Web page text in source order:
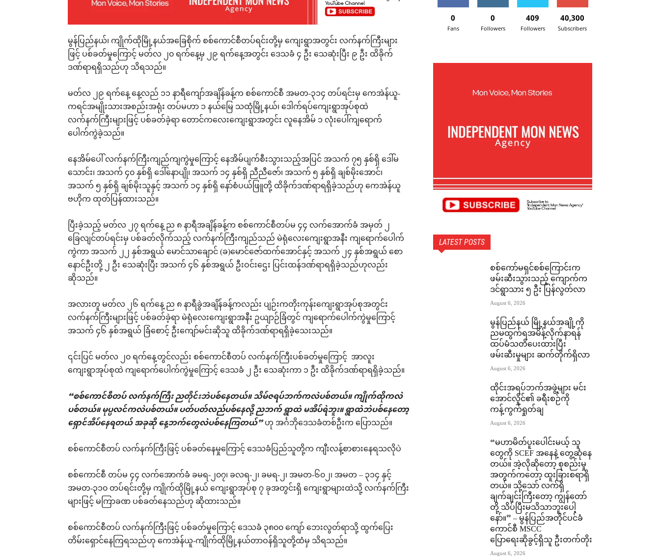
မွန်ပြည်နယ်၊ ကျိုက်ထိုမြို့နယ်အခြေစိုက် စစ်ကောင်စီတပ်ရင်းတို့မှ ကျေးရွာအတွင်း လက်နက်ကြီးများ
ဖြင့် ပစ်ခတ်မှုကြောင့် မတ်လ ၂၀ ရက်နေ့မှ ၂၉ ရက်နေ့အတွင်း ဒေသခံ ၄ ဦး သေဆုံးပြီး ၉ ဦး ထိခိုက်
ဒဏ်ရာရရှိသည်ဟု သိရသည်။
မတ်လ ၂၉ ရက်နေ့ နေ့လည် ၁၁ နာရီကျော်အချိန်ခန့်က စစ်ကောင်စီ အမတ-၃၁၄ တပ်ရင်းမှ ကေအဲန်ယူ-
ကရင်အမျိုးသားအစည်းအရုံး တပ်မဟာ ၁ နယ်မြေ သထုံမြို့နယ်၊ ဒေါက်ရပ်ကျေးရွာအုပ်စုထဲ
လက်နက်ကြီးများဖြင့် ပစ်ခတ်ခဲ့ရာ တောင်ကလေးကျေးရွာအတွင်း လူနေအိမ် ၁ လုံးပေါ်ကျရောက်
ပေါက်ကွဲခဲ့သည်။
နေအိမ်ပေါ် လက်နက်ကြီးကျည်ကျကွဲမှုကြောင့် နေအိမ်ပျက်စီးသွားသည့်အပြင် အသက် ၇၅ နှစ်ရှိ ဒေါ်မ
သောင်း၊ အသက် ၄၀ နှစ်ရှိ ဒေါ်နောပျို၊ အသက် ၁၄ နှစ်ရှိ ညီညီဇော်၊ အသက် ၅ နှစ်ရှိ ချစ်မိုးအောင်၊
အသက် ၅ နှစ်ရှိ ချစ်မိုးသူနှင့် အသက် ၁၄ နှစ်ရှိ နော်စံပယ်ဖြူတို့ ထိခိုက်ဒဏ်ရာရရှိခဲ့သည်ဟု ကေအဲန်ယူ
ဗဟိုက ထုတ်ပြန်ထားသည်။
ပြီးခဲ့သည့် မတ်လ ၂၇ ရက်နေ့ ည ၈ နာရီအချိန်ခန့်က စစ်ကောင်စီတပ်မ ၄၄ လက်အောက်ခံ အမှတ် ၂
ခြေလျင်တပ်ရင်းမှ ပစ်ခတ်လိုက်သည့် လက်နက်ကြီးကျည်သည် မဲရုံလေးကျေးရွာအနီး ကျရောက်ပေါက်
ကွဲကာ အသက် ၂၂ နှစ်အရွယ် မောင်သာချောင် (ခ)မောင်ဇော်ထက်အောင်နှင့် အသက် ၂၄ နှစ်အရွယ် စော
နောင်ဦးတို့ ၂ ဦး သေဆုံးပြီး အသက် ၄၆ နှစ်အရွယ် ဦးဝင်းဌေး ပြင်းထန်ဒဏ်ရာရရှိခဲ့သည်ဟုလည်း
ဆိုသည်။
အလားတူ မတ်လ ၂၆ ရက်နေ့ ည ၈ နာရီခွဲအချိန်ခန့်ကလည်း ပျဉ်းကတိုးကုန်းကျေးရွာအုပ်စုအတွင်း
လက်နက်ကြီးများဖြင့် ပစ်ခတ်ခဲ့ရာ မဲရုံလေးကျေးရွာအနီး ဥယျာဉ်ခြံတွင် ကျရောက်ပေါက်ကွဲမှုကြောင့်
အသက် ၄၆ နှစ်အရွယ် ခြံစောင့် ဦးကျော်မင်းဆိုသူ ထိခိုက်ဒဏ်ရာရရှိခဲ့သေးသည်။
၎င်းပြင် မတ်လ ၂၀ ရက်နေ့တွင်လည်း စစ်ကောင်စီတပ် လက်နက်ကြီးပစ်ခတ်မှုကြောင့် အာလူး
ကျေးရွာအုပ်စုထဲ ကျရောက်ပေါက်ကွဲမှုကြောင့် ဒေသခံ ၂ ဦး သေဆုံးကာ ၁ ဦး ထိခိုက်ဒဏ်ရာရရှိခဲ့သည်။
“စစ်ကောင်စီတပ် လက်နက်ကြီး ညတိုင်းဘဲပစ်နေတယ်။ သိမ်ဇရပ်ဘက်ကလဲပစ်တယ်။ ကျိုက်ထိုကလဲ
ပစ်တယ်။ မုပ္ပလင်ကလဲပစ်တယ်။ ပတ်ပတ်လည်ပစ်နေလို့ ညဘက် ရွာထဲ မအိပ်ရဲဘူး။ ရွာထဲဘဲပစ်နေတော့
ရှောင်အိပ်နေရတယ် အခုဆို နေ့ဘက်တွေလဲပစ်နေကြတယ်”ဟု အင်္ဂဘိုဒေသခံတစ်ဦးက ပြောသည်။
စစ်ကောင်စီတပ် လက်နက်ကြီးဖြင့် ပစ်ခတ်နေမှုကြောင့် ဒေသခံပြည်သူတို့က ကျီးလန့်စာစားနေရသလိုပဲ
စစ်ကောင်စီ တပ်မ ၄၄ လက်အောက်ခံ ခမရ-၂၀၇၊ ခလရ-၂၊ ခမရ-၂၊ အမတ-၆၀၂၊ အမတ – ၃၁၄ နှင့်
အမတ-၃၁၀ တပ်ရင်းတို့မှ ကျိုက်ထိုမြို့နယ် ကျေးရွာအုပ်စု ၇ ခုအတွင်းရှိ ကျေးရွာများထဲသို့ လက်နက်ကြီး
များဖြင့် မကြာခဏ ပစ်ခတ်နေသည်ဟု ဆိုထားသည်။
စစ်ကောင်စီတပ် လက်နက်ကြီးဖြင့် ပစ်ခတ်မှုကြောင့် ဒေသခံ ၃၈၀၀ ကျော် ဘေးလွတ်ရာသို့ ထွက်ပြေး
တိမ်းရှောင်နေကြရသည်ဟု ကေအဲန်ယူ-ကျိုက်ထိုမြို့နယ်တာဝန်ရှိသူတို့ထံမှ သိရသည်။
0
Fans
0
Followers
409
Followers
40,300
Subscribers
LATEST POSTS
စစ်ကော်မရှင်စစ်ကြောင်းက
ဖမ်းဆီးသွားသည့် ကျောက်က
ဒင်ရွာသား ၅ ဦး ပြန်လွတ်လာ
August 6, 2026
မွန်ပြည်နယ် မြို့နယ်အချို့ကို
ညမထွက်ရအမိန့်လိုက်နာရန်
ထပ်မံသတိပေးထားပြီး
ဖမ်းဆီးမှုများ ဆက်တိုက်ရှိလာ
August 6, 2026
ထိုင်းအရပ်ဘက်အဖွဲ့များ မင်း
အောင်လှိုင်၏ ခရီးစဉ်ကို
ကန့်ကွက်ရှုတ်ချ
August 6, 2026
“မဟာမိတ်ပူးပေါင်းမယ့် သူ
တွေကို SCEF အနေနဲ့ တွေ့ဆုံနေ
တယ်။ အဲ့လိုဆိုတော့ စုစည်းမှု
အတွက်ကတော့ ထူးခြားစရာရှိ
တယ်။ သို့သော် လက်ရှိ
ချက်ချင်းကြီးတော့ ကျွန်တော်
တို့ သိပ်ပြီးမသိသာဘူးပေါ့
နော်။” – မွန်ပြည်အတိုင်ပင်ခံ
ကောင်စီ MSCC
ပြောရေးဆိုခွင့်ရှိသူ ဦးတက်တိုး
August 6, 2026